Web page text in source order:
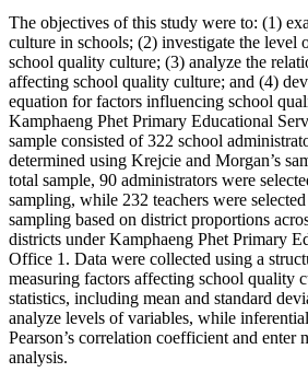
The objectives of this study were to: (1)
culture in schools; (2) investigate the level
school quality culture; (3) analyze the
affecting school quality culture; and (4)
equation for factors influencing school
Kamphaeng Phet Primary Educational
sample consisted of 322 school
determined using Krejcie and Morgan’s
total sample, 90 administrators were
sampling, while 232 teachers were
sampling based on district proportions
districts under Kamphaeng Phet Primary
Office 1. Data were collected using a
measuring factors affecting school quality
statistics, including mean and standard
analyze levels of variables, while
Pearson’s correlation coefficient and enter
analysis.